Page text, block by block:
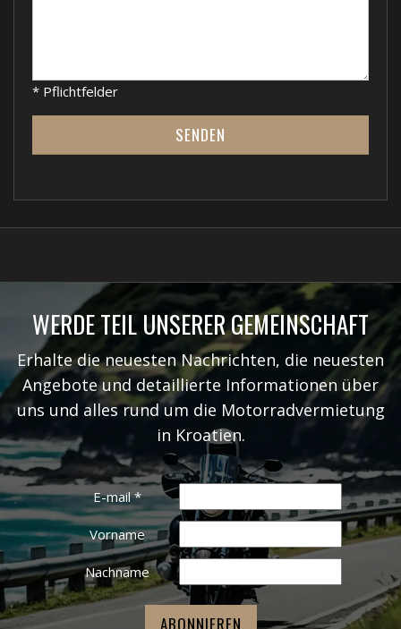
* Pflichtfelder
WERDE TEIL UNSERER GEMEINSCHAFT
Erhalte die neuesten Nachrichten, die neuesten
Angebote und detaillierte Informationen über
uns und alles rund um die Motorradvermietung
in Kroatien.
E-mail*
Vorname
Nachname